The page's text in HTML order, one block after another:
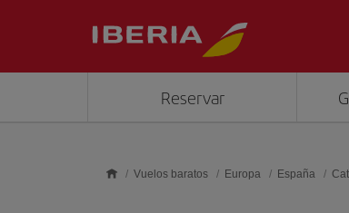
Reservar
Vuelos baratos Europa España